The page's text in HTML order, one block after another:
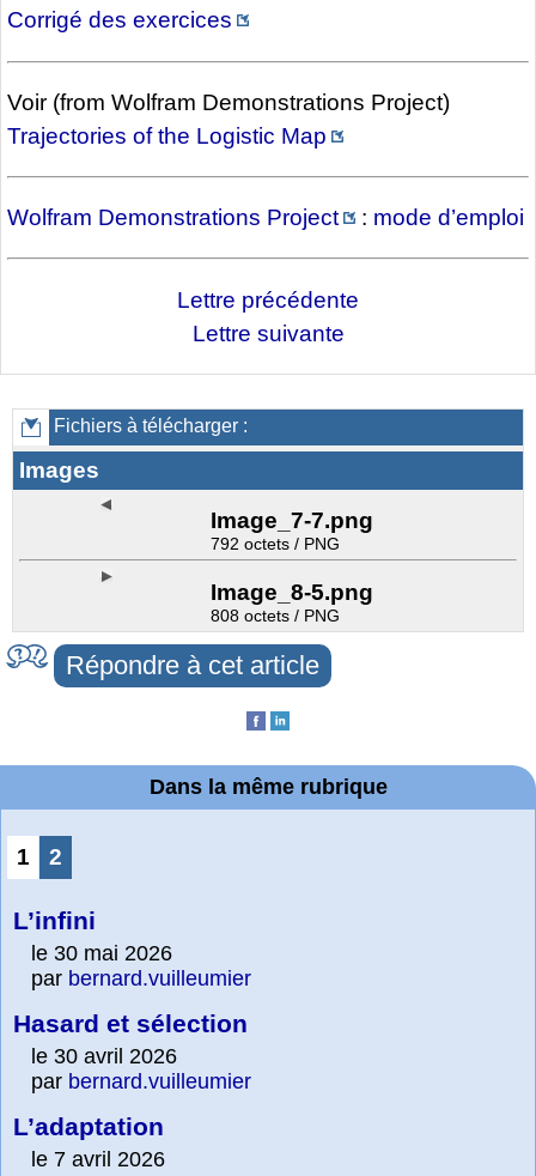
Corrigé des exercices
Voir (from Wolfram Demonstrations Project)
Trajectories of the Logistic Map
Wolfram Demonstrations Project : mode d’emploi
Lettre précédente
Lettre suivante
Fichiers à télécharger :
Images
Image_7-7.png
792 octets / PNG
Image_8-5.png
808 octets / PNG
Répondre à cet article
Dans la même rubrique
1 2
L’infini
le 30 mai 2026
par bernard.vuilleumier
Hasard et sélection
le 30 avril 2026
par bernard.vuilleumier
L’adaptation
le 7 avril 2026